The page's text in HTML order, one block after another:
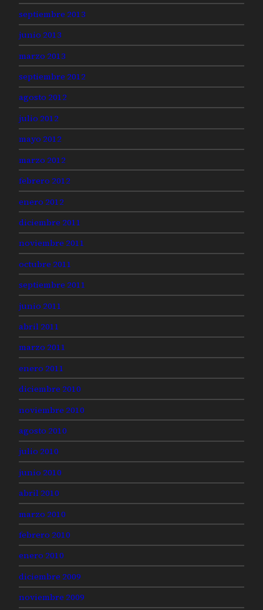
septiembre 2013
junio 2013
marzo 2013
septiembre 2012
agosto 2012
julio 2012
mayo 2012
marzo 2012
febrero 2012
enero 2012
diciembre 2011
noviembre 2011
octubre 2011
septiembre 2011
junio 2011
abril 2011
marzo 2011
enero 2011
diciembre 2010
noviembre 2010
agosto 2010
julio 2010
junio 2010
abril 2010
marzo 2010
febrero 2010
enero 2010
diciembre 2009
noviembre 2009